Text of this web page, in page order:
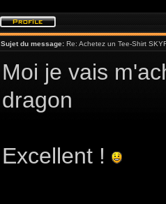
Sujet du message: Re: Achetez un Tee-Shirt
Moi je vais
dragon
Excellent !